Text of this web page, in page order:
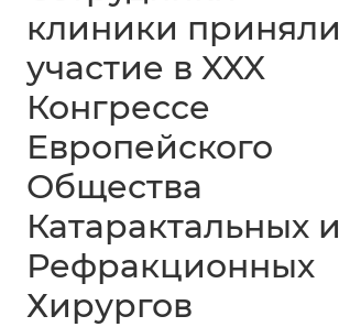
клиники приняли
участие в XXX
Конгрессе
Европейского
Общества
Катарактальных и
Рефракционных
Хирургов